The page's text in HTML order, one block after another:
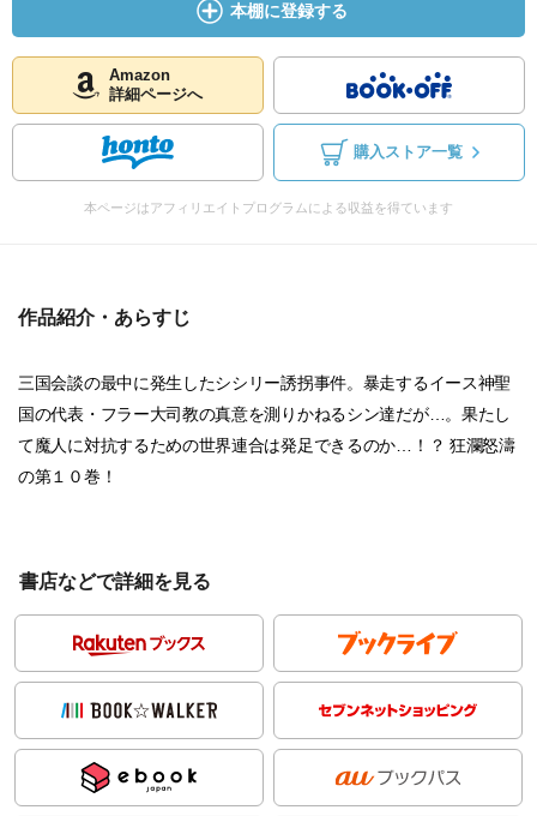
本棚に登録する
Amazon
詳細ページへ
購入ストア一覧
本ページはアフィリエイトプログラムによる収益を得ています
作品紹介・あらすじ
三国会談の最中に発生したシシリー誘拐事件。暴走するイース神聖
国の代表・フラー大司教の真意を測りかねるシン達だが…。果たし
て魔人に対抗するための世界連合は発足できるのか…！？ 狂瀾怒濤
の第１０巻！
書店などで詳細を見る